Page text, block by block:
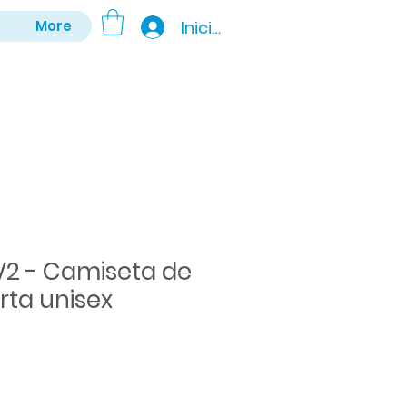
More Iniciar sesión
- Camiseta de
unisex